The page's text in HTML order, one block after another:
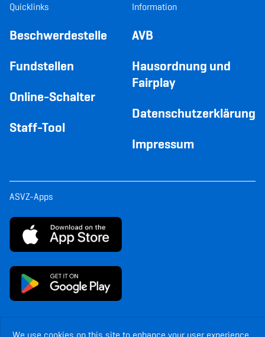
Quicklinks
Beschwerdestelle
Fundstellen
Online-Schalter
Staff-Tool
Information
AVB
Hausordnung und
Fairplay
Datenschutzerklärung
Impressum
ASVZ-Apps